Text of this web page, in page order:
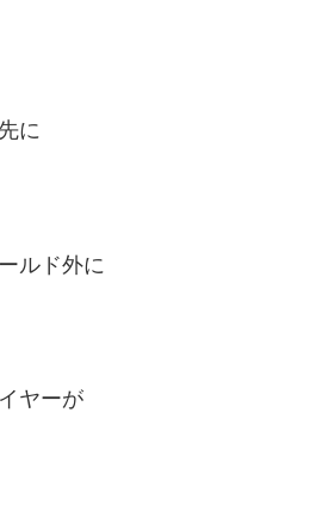
に
ルド外に
ヤーが